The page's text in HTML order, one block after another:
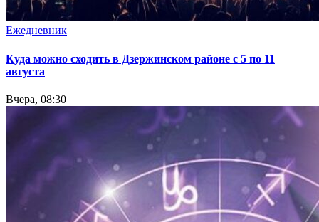
Ежедневник
Куда можно сходить в Дзержинском районе с 5 по 11
августа
Вчера, 08:30